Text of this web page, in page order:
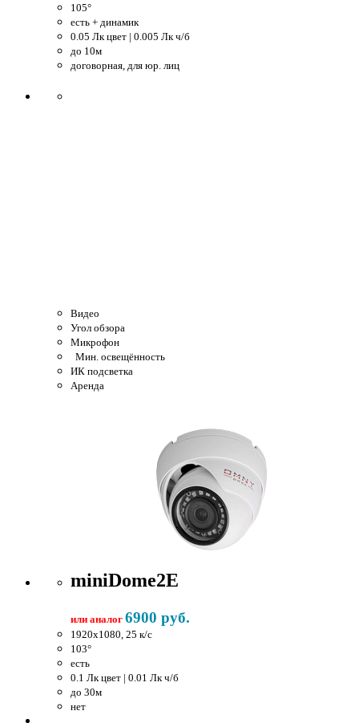
105°
есть + динамик
0.05 Лк цвет | 0.005 Лк ч/б
до 10м
договорная, для юр. лиц
Видео
Угол обзора
Микрофон
Мин. освещённость
ИК подсветка
Аренда
miniDome2E
или аналог 6900 руб.
1920x1080, 25 к/c
103°
есть
0.1 Лк цвет | 0.01 Лк ч/б
до 30м
нет